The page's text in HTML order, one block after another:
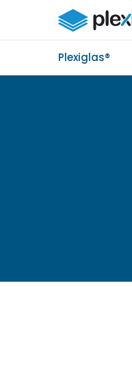
Plexiglas®